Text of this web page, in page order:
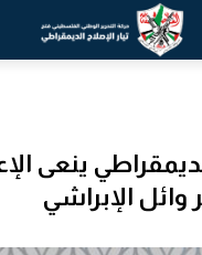
ينعى
وائل الإبراشي